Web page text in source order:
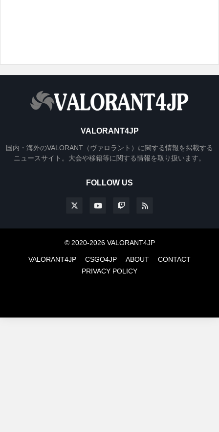
VALORANT4JP
国内・海外のVALORANT（ヴァロラント）に関する情報を掲載する
ニュースサイト。大会や移籍等に関する情報を取り扱います。
FOLLOW US
© 2020-2026 VALORANT4JP
VALORANT4JP CSGO4JP ABOUT
CONTACT
PRIVACY POLICY